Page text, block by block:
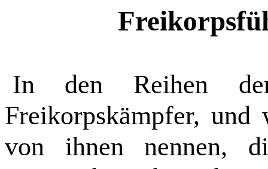
In den Reihen
Freikorpskämpfer,
von ihnen nennen,